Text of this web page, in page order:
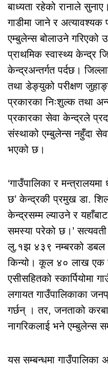
बाध्यता रहेको रानाले
गाडीमा जाने र अत्यावश्यक
एम्बुलेन्स बोलाउने गरिएको
प्राथमिक स्वास्थ्य केन्द्र
केन्द्रअन्तर्गत पर्दछ।
तथा डेङ्युको परीक्षण
प्रकारका निःशुल्क तथा
प्रकारका सेवा केन्द्रले
संस्थाको एम्बुलेन्स नहुँदा
भएको छ।
‘गाउँपालिका र
छ’ केन्द्रकी प्रमुख डा.
केन्द्रसम्म ल्याउने र यहाँबाट
समस्या परेको छ।’ सत्यवती
लु.१झ ४३९ नम्बरको डबल
किन्यो। कूल ४० लाख एक
एसीसहितको स्कार्पियोमा
लगायत गाउँपालिकाका
गर्छन् । तर, जनताको
नागरिकलाई भने एम्बुलेन्स
यस सम्बन्धमा गाउँपालिका